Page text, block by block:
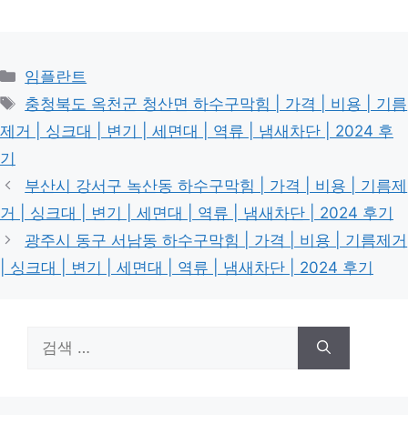
카
테
고
리
임플란트
태
그
충청북도 옥천군 청산면 하수구막힘 | 가격 | 비용 | 기름
제거 | 싱크대 | 변기 | 세면대 | 역류 | 냄새차단 | 2024 후
기
부산시 강서구 녹산동 하수구막힘 | 가격 | 비용 | 기름제
거 | 싱크대 | 변기 | 세면대 | 역류 | 냄새차단 | 2024 후기
광주시 동구 서남동 하수구막힘 | 가격 | 비용 | 기름제거
| 싱크대 | 변기 | 세면대 | 역류 | 냄새차단 | 2024 후기
색: